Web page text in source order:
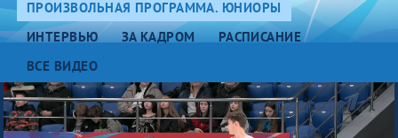
ПРОИЗВОЛЬНАЯ ПРОГРАММА. ЮНИОРЫ
ИНТЕРВЬЮ
ЗА КАДРОМ
РАСПИСАНИЕ
ВСЕ ВИДЕО